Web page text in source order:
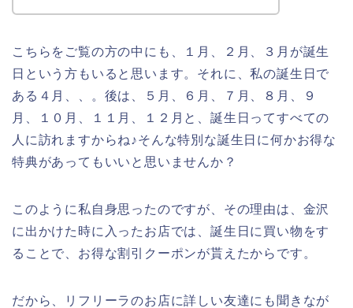
こちらをご覧の方の中にも、１月、２月、３月が誕生
日という方もいると思います。それに、私の誕生日で
ある４月、、。後は、５月、６月、７月、８月、９
月、１０月、１１月、１２月と、誕生日ってすべての
人に訪れますからね♪そんな特別な誕生日に何かお得な
特典があってもいいと思いませんか？
このように私自身思ったのですが、その理由は、金沢
に出かけた時に入ったお店では、誕生日に買い物をす
ることで、お得な割引クーポンが貰えたからです。
だから、リフリーラのお店に詳しい友達にも聞きなが